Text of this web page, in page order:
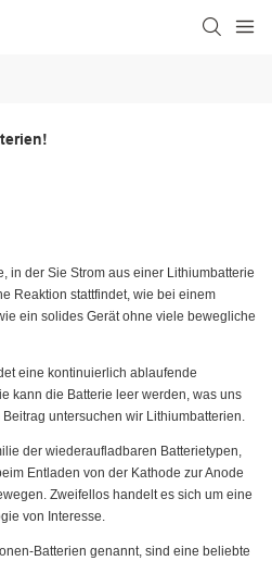
in der Sie Strom aus einer Lithiumbatterie
Reaktion stattfindet, wie bei einem
ein solides Gerät ohne viele bewegliche
eine kontinuierlich ablaufende
kann die Batterie leer werden, was uns
untersuchen wir Lithiumbatterien.
der wiederaufladbaren Batterietypen,
Entladen von der Kathode zur Anode
Zweifellos handelt es sich um eine
von Interesse.
Batterien genannt, sind eine beliebte